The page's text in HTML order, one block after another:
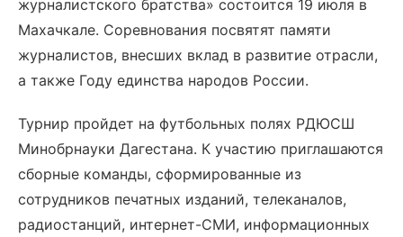
журналистского братства» состоится 19 июля в
Махачкале. Соревнования посвятят памяти
журналистов, внесших вклад в развитие отрасли,
а также Году единства народов России.
Турнир пройдет на футбольных полях РДЮСШ
Минобрнауки Дагестана. К участию приглашаются
сборные команды, сформированные из
сотрудников печатных изданий, телеканалов,
радиостанций, интернет-СМИ, информационных